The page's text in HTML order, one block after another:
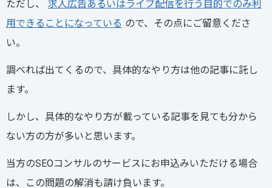
ただし、
求人広告あるいはライブ配信を行う目的でのみ利
用できることになっている ので、その点にご留意くださ
い。
調べれば出てくるので、具体的なやり方は他の記事に託し
ます。
しかし、具体的なやり方が載っている記事を見ても分から
ない方の方が多いと思います。
当方のSEOコンサルのサービスにお申込みいただける場合
は、この問題の解消も請け負います。